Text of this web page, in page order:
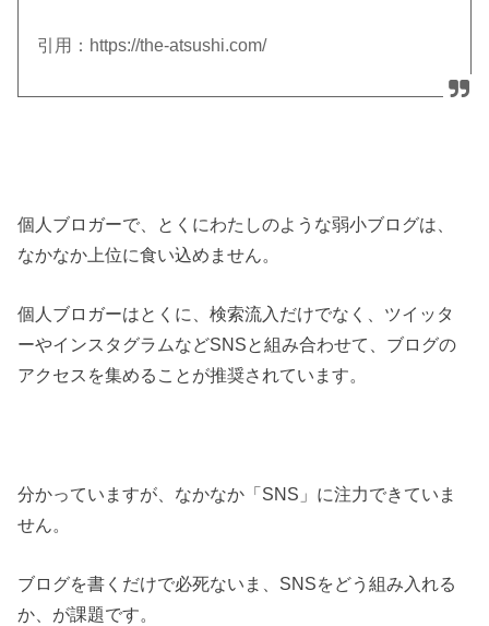
引用：https://the-atsushi.com/
個人ブロガーで、とくにわたしのような弱小ブログは、
なかなか上位に食い込めません。
個人ブロガーはとくに、検索流入だけでなく、ツイッタ
ーやインスタグラムなどSNSと組み合わせて、ブログの
アクセスを集めることが推奨されています。
分かっていますが、なかなか「SNS」に注力できていま
せん。
ブログを書くだけで必死ないま、SNSをどう組み入れる
か、が課題です。